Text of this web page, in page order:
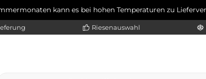
kann es bei hohen Temperaturen zu
Riesenauswahl